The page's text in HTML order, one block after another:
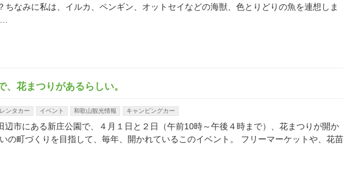
ちなみに私は、イルカ、ペンギン、オットセイなどの海獣、色とりどりの魚を連想しま
、花まつりがあるらしい。
レンタカー イベント 和歌山観光情報 キャンピングカー
辺市にある新庄公園で、４月１日と２日（午前10時～午後４時まで）、花まつりが開か
の町づくりを目指して、毎年、開かれているこのイベント。 フリーマーケットや、花苗